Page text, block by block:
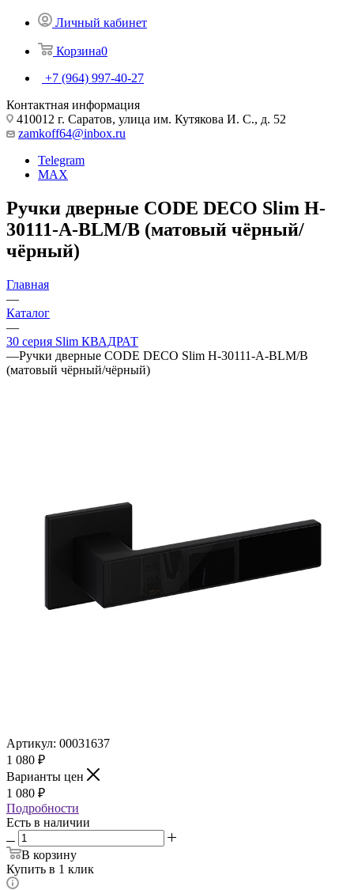
Личный кабинет
Корзина0
+7 (964) 997-40-27
Контактная информация
410012 г. Саратов, улица им. Кутякова И. С., д. 52
zamkoff64@inbox.ru
Telegram
MAX
Ручки дверные CODE DECO Slim H-
30111-A-BLM/B (матовый чёрный/
чёрный)
Главная
—
Каталог
—
30 серия Slim КВАДРАТ
—Ручки дверные CODE DECO Slim H-30111-A-BLM/B
(матовый чёрный/чёрный)
Артикул: 00031637
1 080 ₽
Варианты цен
1 080 ₽
Подробности
Есть в наличии
В корзину
Купить в 1 клик